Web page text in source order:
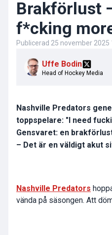
Brakförlust
f*cking
Publicerad 25 november 2025
Uffe Bodin
Head of Hockey Media
Nashville Predators
toppspelare: "I need
Gensvaret: en
– Det är en väldigt akut
Nashville Predators
vända på säsongen. Att